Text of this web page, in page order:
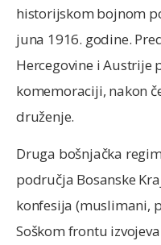
historijskom bojnom
juna 1916. godine.
Hercegovine i Austrije
komemoraciji, nakon
druženje.
Druga bošnjačka
područja Bosanske
konfesija (muslimani,
Soškom frontu